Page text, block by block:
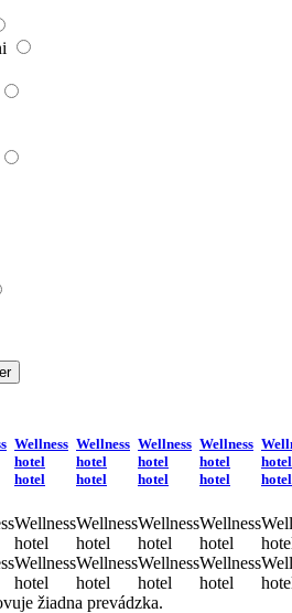
Wellness
hotel
hotel
Wellness
hotel
Wellness
hotel
Wellness
hotel
hotel
Wellness
hotel
Wellness
hotel
Wellness
hotel
hotel
Wellness
hotel
Wellness
hotel
Wellness
hotel
hotel
Wellness
hotel
Wellness
hotel
hotel
hotel
žiadna prevádzka.